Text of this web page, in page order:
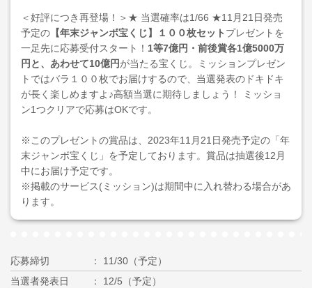
＜好評につき再登場！＞★ 当選確率は1/66 ★11月21日発売
予定の 【年末ジャンボ宝くじ】１００枚セット プレゼントを
一足先に応募受付スタート！ 1等7億円・前後賞各1億5000万
円と、あわせて10億円が当たる宝くじ。ミッションプレゼン
トではバラ１００枚でお届けするので、当選発表のドキドキ
が長く楽しめますよ♪高額当選に期待しましょう！ ミッショ
ン1つクリアで応募はOKです。
※このプレゼントの賞品は、2023年11月21日発売予定の「年
末ジャンボ宝くじ」を予定しております。賞品は抽選後12月
中にお届け予定です。
※掲載のサービス(ミッション)は期間中に入れ替わる場合があ
ります。
応募締切
11/30（予定）
当選者発表日
12/5（予定）